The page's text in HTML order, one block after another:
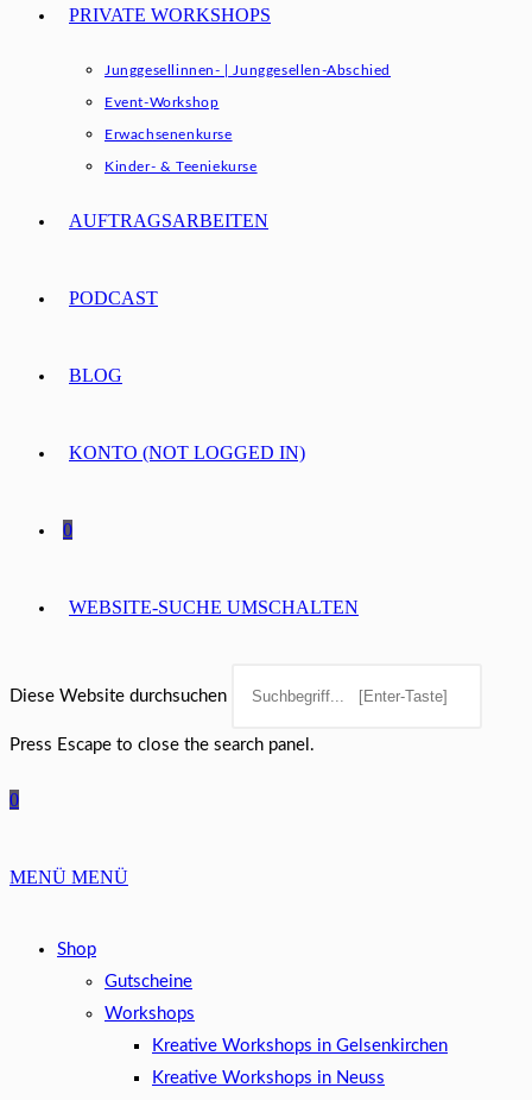
PRIVATE WORKSHOPS
Junggesellinnen- | Junggesellen-Abschied
Event-Workshop
Erwachsenenkurse
Kinder- & Teeniekurse
AUFTRAGSARBEITEN
PODCAST
BLOG
KONTO (NOT LOGGED IN)
0
WEBSITE-SUCHE UMSCHALTEN
Diese Website durchsuchen
Press Escape to close the search panel.
0
MENÜ MENÜ
Shop
Gutscheine
Workshops
Kreative Workshops in Gelsenkirchen
Kreative Workshops in Neuss